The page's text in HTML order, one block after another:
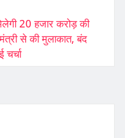
20 हजार करोड़ की
से की मुलाकात, बंद
चर्चा